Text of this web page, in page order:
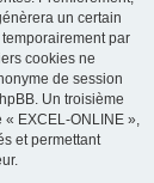
un certain
par
cookies ne
de session
Un troisième
EXCEL-ONLINE »,
et permettant